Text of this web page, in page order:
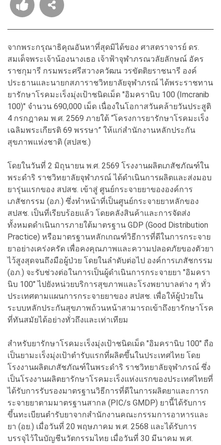
จากพระกรุณาธิคุณอันหาที่สุดมิได้ของ ศาสตราจารย์ ดร.
สมเด็จพระเจ้าน้องนางเธอ เจ้าฟ้าจุฬาภรณวลัยลักษณ์ อัคร
ราชกุมารี กรมพระศรีสวางควัฒน วรขัตติยราชนารี องค์
ประธานและนายกสภาราชวิทยาลัยจุฬาภรณ์ ได้พระราชทาน
ยารักษาโรคมะเร็งมุ่งเป้าชนิดเม็ด "อิมครานิบ 100 (Imcranib
100)" จำนวน 690,000 เม็ด เนื่องในโอกาสวันคล้ายวันประสูติ
4 กรกฎาคม พ.ศ. 2569 ภายใต้ “โครงการยารักษาโรคมะเร็ง
เฉลิมพระเกียรติ 69 พรรษา” ให้แก่สำนักงานหลักประกัน
สุขภาพแห่งชาติ (สปสช.)
โดยในวันที่ 2 มิถุนายน พ.ศ. 2569 โรงงานผลิตเภสัชภัณฑ์ใน
พระดําริ ราชวิทยาลัยจุฬาภรณ์ ได้ดำเนินการผลิตและส่งมอบ
ยารุ่นแรกของ สปสช. เข้าสู่ ศูนย์กระจายยาขององค์การ
เภสัชกรรม (อภ.) ซึ่งทำหน้าที่เป็นศูนย์กระจายยาหลักของ
สปสช. เป็นที่เรียบร้อยแล้ว โดยคลังสินค้าและการจัดส่ง
ทั้งหมดดำเนินการภายใต้มาตรฐาน GDP (Good Distribution
Practice) หรือมาตรฐานหลักเกณฑ์วิธีการที่ดีในการกระจาย
ยาอย่างเคร่งครัด เพื่อคงคุณภาพและความปลอดภัยของตัวยา
ไว้สูงสุดจนถึงมือผู้ป่วย โดยในลำดับต่อไป องค์การเภสัชกรรม
(อภ.) จะรับช่วงต่อในการเป็นผู้ดำเนินการกระจายยา "อิมครา
นิบ 100" ไปยังหน่วยบริการสุขภาพและโรงพยาบาลต่าง ๆ ทั่ว
ประเทศตามแผนการกระจายยาของ สปสช. เพื่อให้ผู้ป่วยใน
ระบบหลักประกันสุขภาพถ้วนหน้าสามารถเข้าถึงยารักษาโรค
ที่ทันสมัยได้อย่างทั่วถึงและเท่าเทียม
สำหรับยารักษาโรคมะเร็งมุ่งเป้าชนิดเม็ด "อิมครานิบ 100" ถือ
เป็นยามะเร็งมุ่งเป้าตำรับแรกที่ผลิตขึ้นในประเทศไทย โดย
โรงงานผลิตเภสัชภัณฑ์ในพระดําริ ราชวิทยาลัยจุฬาภรณ์ ซึ่ง
เป็นโรงงานผลิตยารักษาโรคมะเร็งแห่งแรกของประเทศไทยที่
ได้รับการรับรองมาตรฐานวิธีการที่ดีในการผลิตยาและการก
ระจายยาตามมาตรฐานสากล (PIC/s GMDP) ยานี้ได้รับการ
ขึ้นทะเบียนตำรับยาจากสำนักงานคณะกรรมการอาหารและ
ยา (อย.) เมื่อวันที่ 20 พฤษภาคม พ.ศ. 2568 และได้รับการ
บรรจุไว้ในบัญชีนวัตกรรมไทย เมื่อวันที่ 30 มีนาคม พ.ศ.